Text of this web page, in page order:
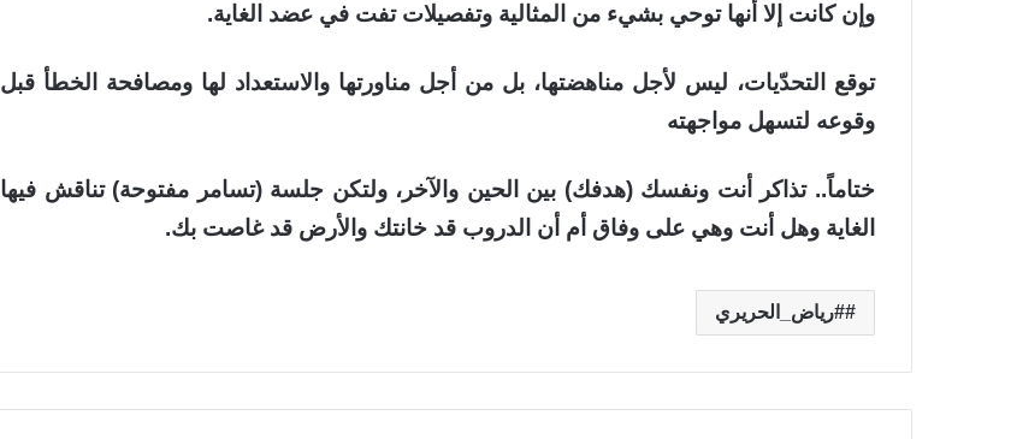
وإن كانت إلا أنها توحي بشيء من المثالية وتفصيلات تفت في عضد الغاية.
توقع التحدّيات، ليس لأجل مناهضتها، بل من أجل مناورتها والاستعداد لها ومصافحة الخطأ قبل
وقوعه لتسهل مواجهته
ختاماً.. تذاكر
أنت ونفسك (هدفك) بين الحين والآخر، ولتكن جلسة (تسامر مفتوحة) تناقش فيها
الغاية وهل أنت وهي على وفاق أم أن الدروب قد خانتك والأرض قد غاصت بك.
#رياض_الحريري